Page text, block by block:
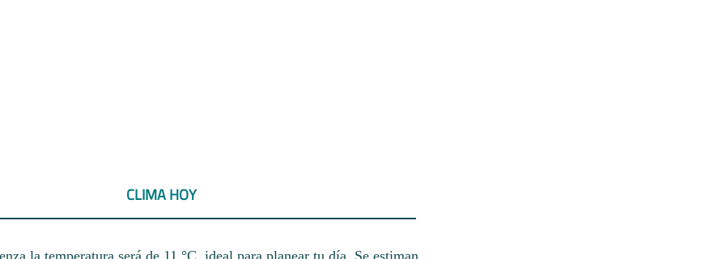
CLIMA HOY
la temperatura será de 11 °C, ideal para planear tu día. Se estiman